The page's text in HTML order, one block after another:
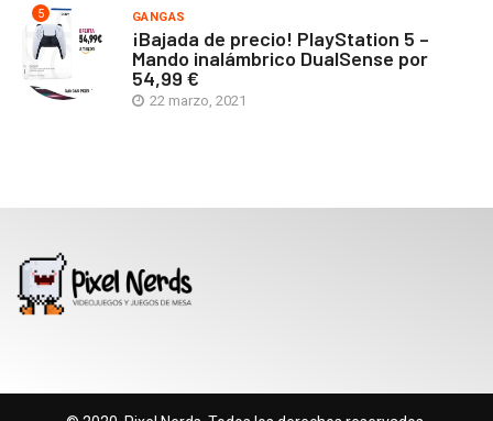
5 GANGAS
¡Bajada de precio! PlayStation 5 –
Mando inalámbrico DualSense por
54,99 €
22 marzo, 2021